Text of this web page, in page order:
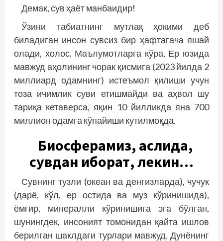
Демак, сув ҳаёт манбаидир!
Ўзини табиатнинг мутлақ ҳокими деб
биладиган инсон сувсиз бир ҳафтагача яшай
олади, холос. Маълумотларга кўра, Ер юзида
мавжуд аҳолининг чорак қисмига (2023 йилда 2
миллиард одамнинг) истеъмол қилиши учун
тоза ичимлик суви етишмайди ва аҳвол шу
тариқа кетаверса, яқин 10 йилликда яна 700
миллион одамга кўпайиши кутилмоқда.
Биосферамиз, аслида,
сувдан иборат, лекин…
Сувнинг тузли (океан ва денгизларда), чучук
(дарё, кўл, ер остида ва муз кўринишида),
ёмғир, минералли кўринишига эга бўлган,
шунингдек, инсоният томонидан қайта ишлов
берилган шаклдаги турлари мавжуд. Дунёнинг